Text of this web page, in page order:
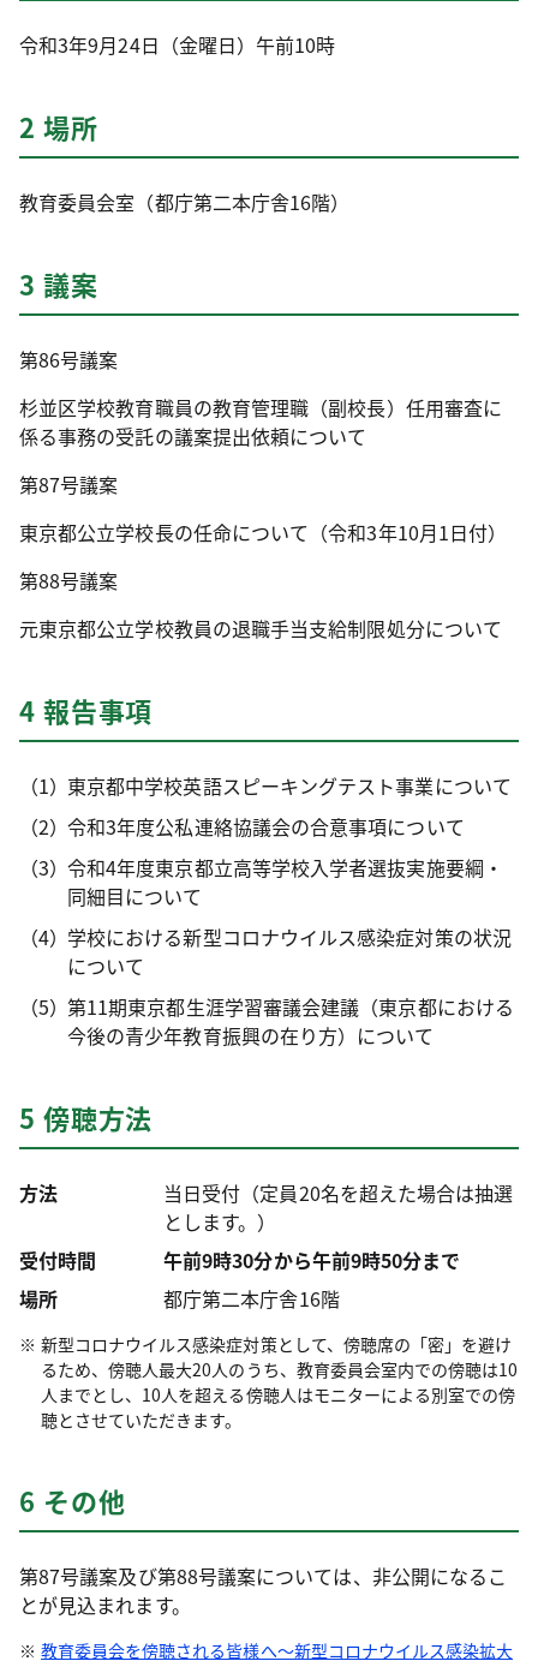
令和3年9月24日（金曜日）午前10時
2 場所
教育委員会室（都庁第二本庁舎16階）
3 議案
第86号議案
杉並区学校教育職員の教育管理職（副校長）任用審査に
係る事務の受託の議案提出依頼について
第87号議案
東京都公立学校長の任命について（令和3年10月1日付）
第88号議案
元東京都公立学校教員の退職手当支給制限処分について
4 報告事項
東京都中学校英語スピーキングテスト事業について
令和3年度公私連絡協議会の合意事項について
令和4年度東京都立高等学校入学者選抜実施要綱・
同細目について
学校における新型コロナウイルス感染症対策の状況
について
第11期東京都生涯学習審議会建議（東京都における
今後の青少年教育振興の在り方）について
5 傍聴方法
方法
当日受付（定員20名を超えた場合は抽選
とします。）
受付時間
午前9時30分から午前9時50分まで
場所
都庁第二本庁舎16階
新型コロナウイルス感染症対策として、傍聴席の「密」を避け
るため、傍聴人最大20人のうち、教育委員会室内での傍聴は10
人までとし、10人を超える傍聴人はモニターによる別室での傍
聴とさせていただきます。
6 その他
第87号議案及び第88号議案については、非公開になるこ
とが見込まれます。
教育委員会を傍聴される皆様へ～新型コロナウイルス感染拡大